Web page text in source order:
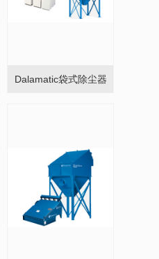
Dalamatic袋式除尘器